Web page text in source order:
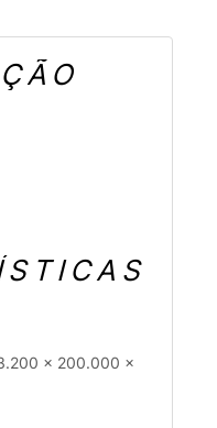
x 200.000 x